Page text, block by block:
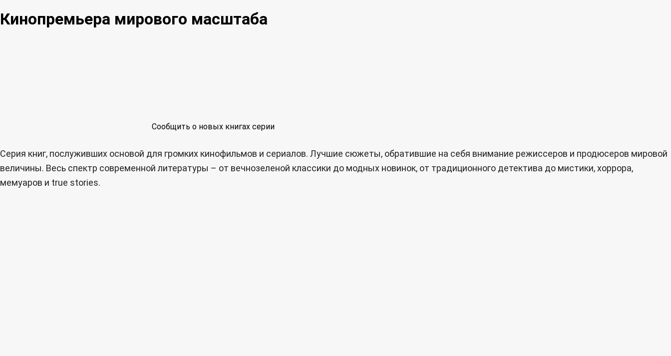
Кинопремьера мирового масштаба
Сообщить о новых книгах серии
Серия книг, послуживших основой для громких кинофильмов и сериалов. Лучшие сюжеты, обратившие на себя внимание режиссеров и продюсеров мировой
величины. Весь спектр современной литературы – от вечнозеленой классики до модных новинок, от традиционного детектива до мистики, хоррора,
мемуаров и true stories.